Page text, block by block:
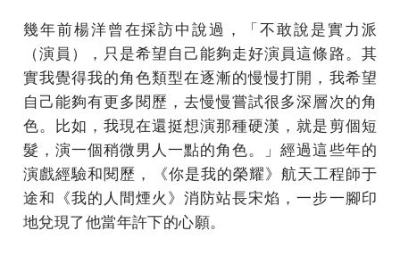
幾年前楊洋曾在採訪中說過，「不敢說是實力派
（演員），只是希望自己能夠走好演員這條路。其
實我覺得我的角色類型在逐漸的慢慢打開，我希望
自己能夠有更多閱歷，去慢慢嘗試很多深層次的角
色。比如，我現在還挺想演那種硬漢，就是剪個短
髮，演一個稍微男人一點的角色。」經過這些年的
演戲經驗和閱歷， 《你是我的榮耀》航天工程師于
途和《我的人間煙火》消防站長宋焰，一步一腳印
地兌現了他當年許下的心願。